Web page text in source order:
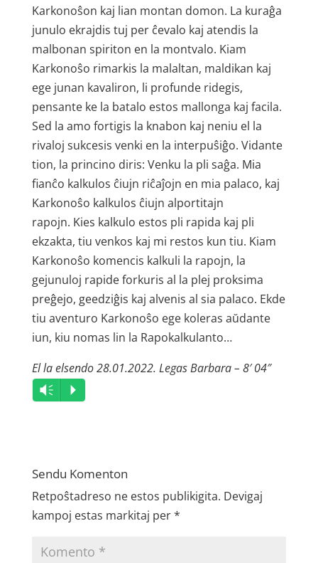
Karkonoŝon kaj lian montan domon. La kuraĝa
junulo ekrajdis tuj per ĉevalo kaj atendis la
malbonan spiriton en la montvalo. Kiam
Karkonoŝo rimarkis la malaltan, maldikan kaj
ege junan kavaliron, li profunde ridegis,
pensante ke la batalo estos mallonga kaj facila.
Sed la amo fortigis la knabon kaj neniu el la
rivaloj sukcesis venki en la interpuŝiĝo. Vidante
tion, la princino diris: Venku la pli saĝa. Mia
fianĉo kalkulos ĉiujn riĉaĵojn en mia palaco, kaj
Karkonoŝo kalkulos ĉiujn alportitajn
rapojn. Kies kalkulo estos pli rapida kaj pli
ekzakta, tiu venkos kaj mi restos kun tiu. Kiam
Karkonoŝo komencis kalkuli la rapojn, la
gejunuloj rapide forkuris al la plej proksima
preĝejo, geedziĝis kaj alvenis al sia palaco. Ekde
tiu aventuro Karkonoŝo ege koleras aŭdante
iun, kiu nomas lin la Rapokalkulanto…
El la elsendo 28.01.2022. Legas Barbara – 8′ 04″
Audio
Player
Vm P
Sendu Komenton
Retpoŝtadreso ne estos publikigita. Devigaj
kampoj estas markitaj per*